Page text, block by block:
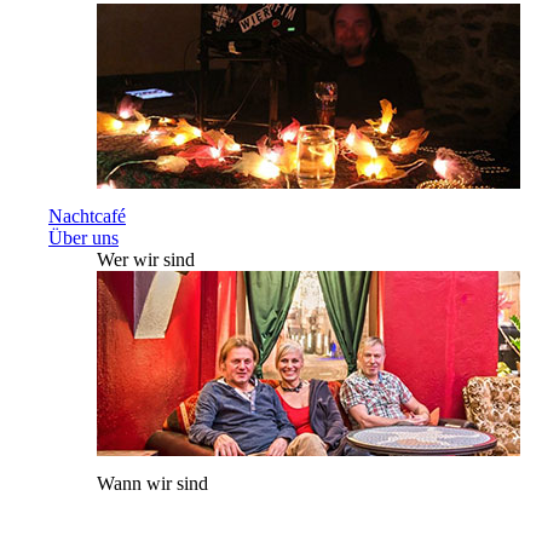
Nachtcafé
Über uns
Wer wir sind
Wann wir sind